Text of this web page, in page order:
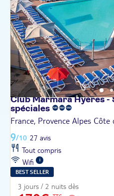
Club Marmara Hyères -
spéciales
France, Provence Alpes Côte
9/10 27 avis
Tout compris
Wifi
BEST SELLER
3 jours / 2 nuits dès